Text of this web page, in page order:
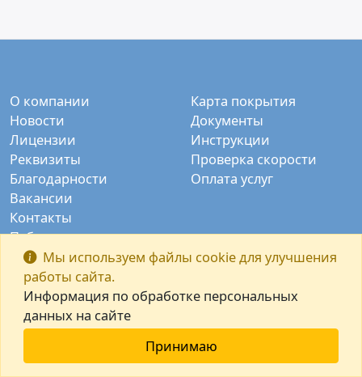
Мы используем файлы cookie для улучшения
работы сайта.
Информация по обработке персональных
данных на сайте
Принимаю
О компании
Новости
Лицензии
Реквизиты
Благодарности
Вакансии
Контакты
Карта покрытия
Документы
Инструкции
Проверка скорости
Оплата услуг
Публичные камеры
Заказать звонок
© ООО "Интек-М" 2003-2026